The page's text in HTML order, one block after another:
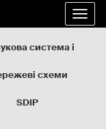
система і
схеми
SDIP